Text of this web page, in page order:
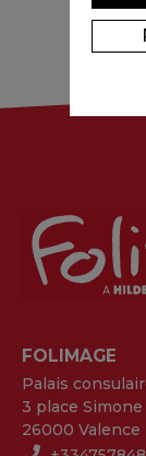
FOLIMAGE
Palais
3 place Simone
26000 Valence